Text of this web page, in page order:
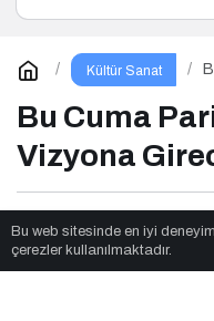
Kültür Sanat
Bu Cuma
Vizyona
Seslendirmeci
1dk, 36sn
Bu web sitesinde en iyi
çerezler kullanılmaktadır.